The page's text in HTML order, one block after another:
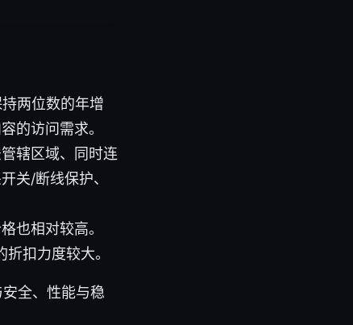
两位数的年增
的访问需求。
辖区域、同时连
关/断线保护、
也相对较高。
扣力度较大。
全、性能与稳